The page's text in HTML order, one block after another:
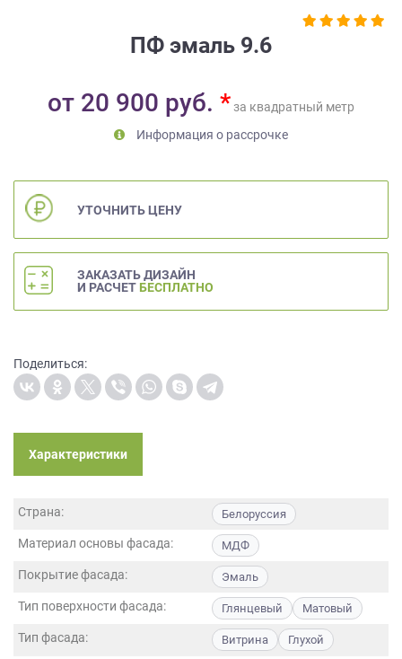
ПФ эмаль 9.6
от 20 900 руб. * за квадратный метр
Информация о рассрочке
УТОЧНИТЬ ЦЕНУ
ЗАКАЗАТЬ ДИЗАЙН
И РАСЧЕТ БЕСПЛАТНО
Поделиться:
Характеристики
Страна: Белоруссия
Материал основы фасада: МДФ
Покрытие фасада: Эмаль
Тип поверхности фасада: Глянцевый Матовый
Тип фасада: Витрина Глухой
персональных
данных
метрическими
программами
порядке
на
обработки
персональных